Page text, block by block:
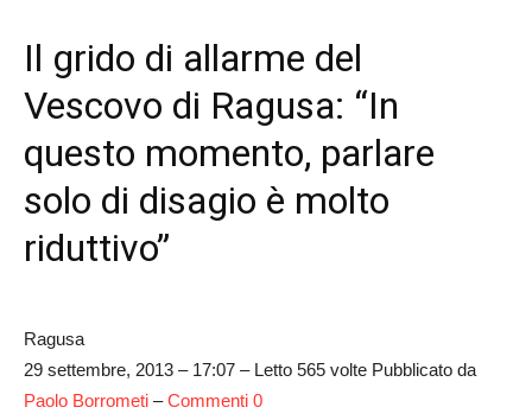
Il grido di allarme del
Vescovo di Ragusa: “In
questo momento, parlare
solo di disagio è molto
riduttivo”
Ragusa
29 settembre, 2013 – 17:07 – Letto 565 volte Pubblicato da
Paolo Borrometi –Commenti 0